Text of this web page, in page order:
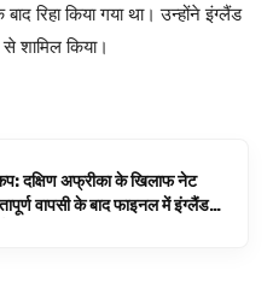
रिहा किया गया था। उन्होंने इंग्लैंड
शामिल किया।
दक्षिण अफ्रीका के खिलाफ नेट
वापसी के बाद फाइनल में इंग्लैंड